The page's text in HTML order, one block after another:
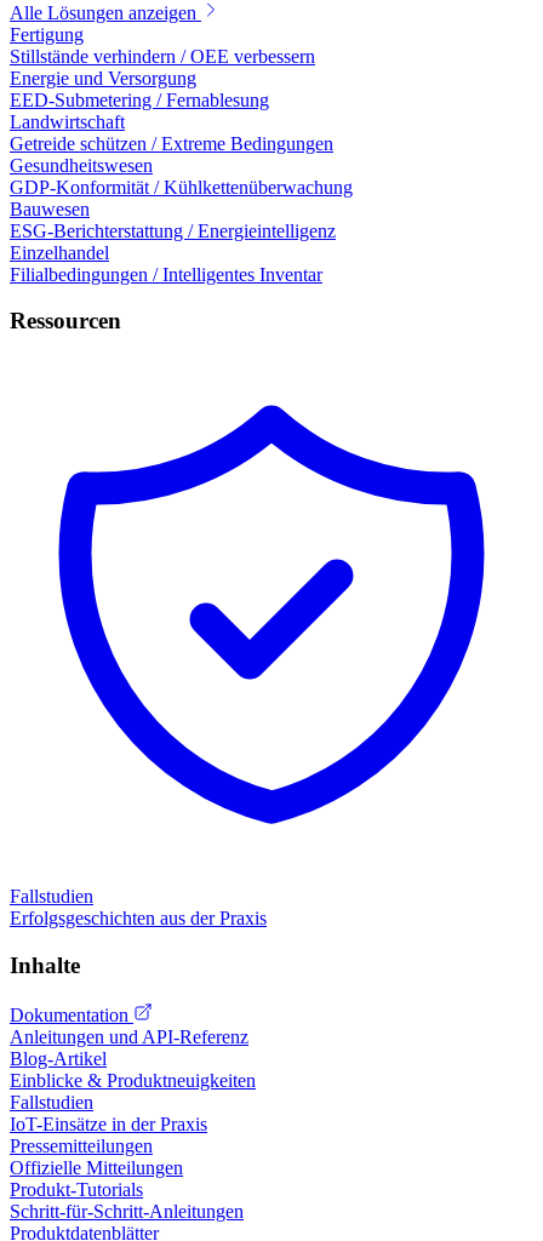
Alle Lösungen anzeigen
Fertigung
Stillstände verhindern / OEE verbessern
Energie und Versorgung
EED-Submetering / Fernablesung
Landwirtschaft
Getreide schützen / Extreme Bedingungen
Gesundheitswesen
GDP-Konformität / Kühlkettenüberwachung
Bauwesen
ESG-Berichterstattung / Energieintelligenz
Einzelhandel
Filialbedingungen / Intelligentes Inventar
Ressourcen
Fallstudien
Erfolgsgeschichten aus der Praxis
Inhalte
Dokumentation
Anleitungen und API-Referenz
Blog-Artikel
Einblicke & Produktneuigkeiten
Fallstudien
IoT-Einsätze in der Praxis
Pressemitteilungen
Offizielle Mitteilungen
Produkt-Tutorials
Schritt-für-Schritt-Anleitungen
Produktdatenblätter